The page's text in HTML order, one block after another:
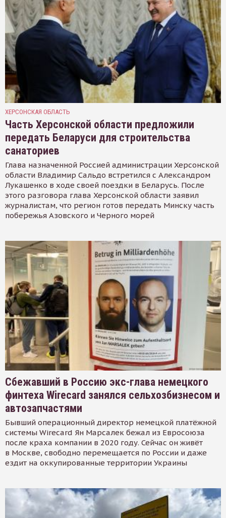
ХЕРСОНСКАЯ ОБЛАСТЬ
Часть Херсонской области предложили
передать Беларуси для строительства
санаториев
Глава назначенной Россией администрации Херсонской
области Владимир Сальдо встретился с Александром
Лукашенко в ходе своей поездки в Беларусь. После
этого разговора глава Херсонской области заявил
журналистам, что регион готов передать Минску часть
побережья Азовского и Черного морей
Сбежавший в Россию экс-глава немецкого
финтеха Wirecard занялся сельхозбизнесом и
автозапчастями
Бывший операционный директор немецкой платёжной
системы Wirecard Ян Марсалек бежал из Евросоюза
после краха компании в 2020 году. Сейчас он живёт
в Москве, свободно перемещается по России и даже
ездит на оккупированные территории Украины